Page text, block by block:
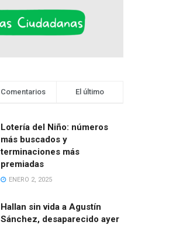
Comentarios El último
Lotería del Niño: números
más buscados y
terminaciones más
premiadas
ENERO 2, 2025
Hallan sin vida a Agustín
Sánchez, desaparecido ayer